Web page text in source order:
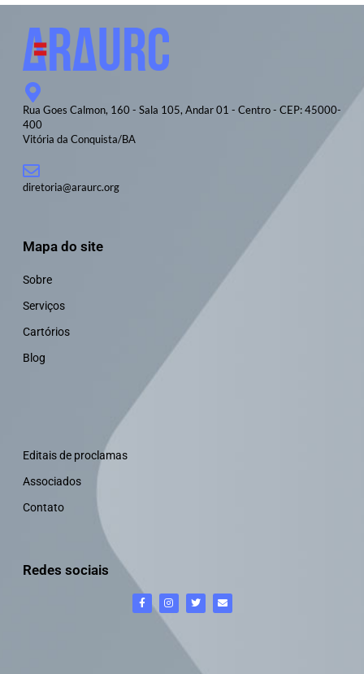
Rua Goes Calmon, 160 - Sala 105, Andar 01 - Centro - CEP: 45000-
400
Vitória da Conquista/BA
diretoria@araurc.org
Mapa do site
Sobre
Serviços
Cartórios
Blog
Editais de proclamas
Associados
Contato
Redes sociais